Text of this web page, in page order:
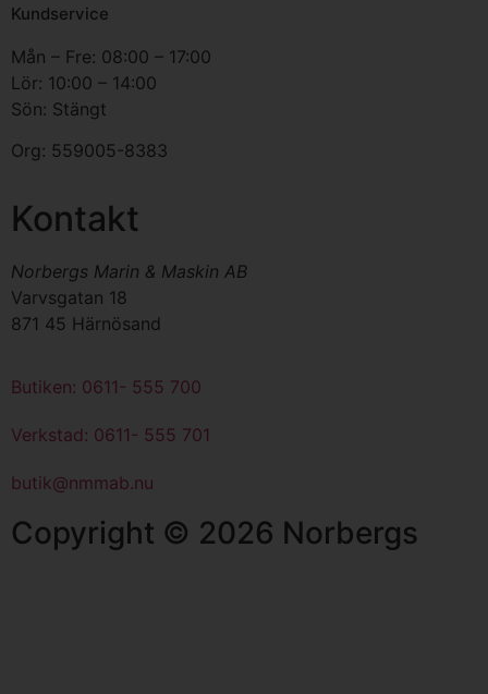
Kundservice
Mån – Fre: 08:00 – 17:00
Lör: 10:00 – 14:00
Sön: Stängt
Org: 559005-8383
Kontakt
Norbergs Marin & Maskin AB
Varvsgatan 18
871 45 Härnösand
Butiken: 0611- 555 700
Verkstad: 0611- 555 701
butik@nmmab.nu
Copyright © 2026 Norbergs